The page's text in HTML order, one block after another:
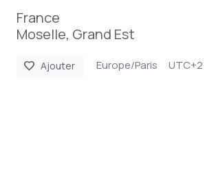
France
Moselle, Grand Est
favorite Ajouter Europe/Paris UTC+2